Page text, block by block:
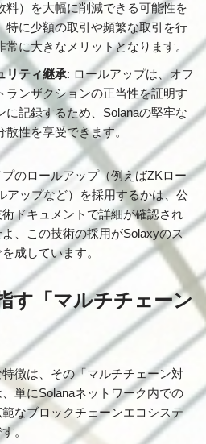
料）を大幅に削減できる可能性を
特に少額の取引や頻繁な取引を行
に大きなメリットとなります。
リティ継承: ロールアップは、オフ
ランザクションの正当性を証明す
に記録するため、Solanaの堅牢な
性を享受できます。
のロールアップ（例えばZKロー
アップなど）を採用するかは、公
ドキュメントで詳細が確認され
、この技術の採用がSolaxyのス
成しています。
す「マルチチェーン
徴は、その「マルチチェーン対
単にSolanaネットワーク内での
なブロックチェーンエコシステ
。